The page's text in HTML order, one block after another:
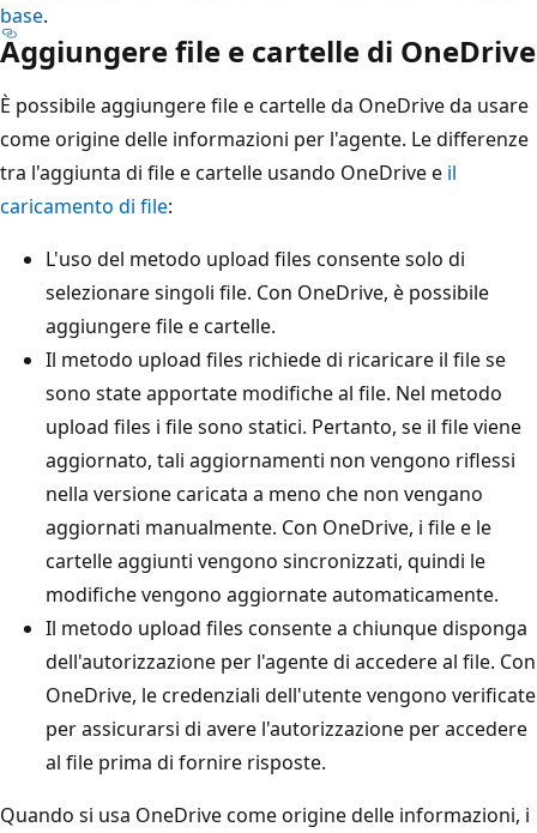
base.
Aggiungere file e cartelle di OneDrive
È possibile aggiungere file e cartelle da OneDrive da usare
come origine delle informazioni per l'agente. Le differenze
tra l'aggiunta di file e cartelle usando OneDrive e il
caricamento di file:
L'uso del metodo upload files consente solo di
selezionare singoli file. Con OneDrive, è possibile
aggiungere file e cartelle.
Il metodo upload files richiede di ricaricare il file se
sono state apportate modifiche al file. Nel metodo
upload files i file sono statici. Pertanto, se il file viene
aggiornato, tali aggiornamenti non vengono riflessi
nella versione caricata a meno che non vengano
aggiornati manualmente. Con OneDrive, i file e le
cartelle aggiunti vengono sincronizzati, quindi le
modifiche vengono aggiornate automaticamente.
Il metodo upload files consente a chiunque disponga
dell'autorizzazione per l'agente di accedere al file. Con
OneDrive, le credenziali dell'utente vengono verificate
per assicurarsi di avere l'autorizzazione per accedere
al file prima di fornire risposte.
Quando si usa OneDrive come origine delle informazioni, i